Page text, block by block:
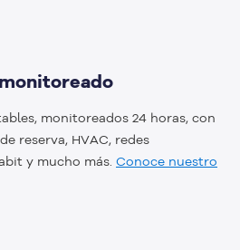
monitoreados 24 horas, con
reserva, HVAC, redes
y mucho más. Conoce nuestro